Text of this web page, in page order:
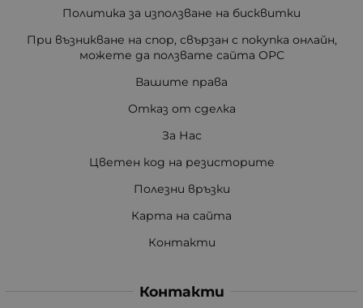
Политика за използване на бисквитки
При възникване на спор, свързан с покупка онлайн,
можете да ползвате сайта ОРС
Вашите права
Отказ от сделка
За Нас
Цветен код на резисторите
Полезни връзки
Карта на сайта
Контакти
Контакти